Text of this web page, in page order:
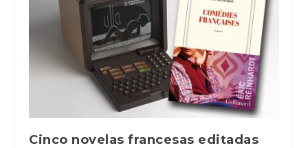
Cinco novelas francesas editadas